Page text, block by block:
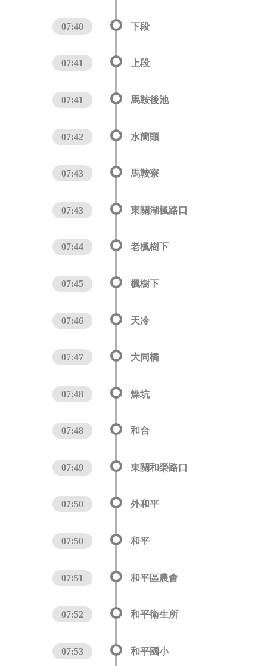
07:40 下段
07:41 上段
07:41 馬鞍後池
07:42 水簡頭
07:43 馬鞍寮
07:43 東關湖楓路口
07:44 老楓樹下
07:45 楓樹下
07:46 天冷
07:47 大同橋
07:48 燥坑
07:48 和合
07:49 東關和榮路口
07:50 外和平
07:50 和平
07:51 和平區農會
07:52 和平衛生所
07:53 和平國小